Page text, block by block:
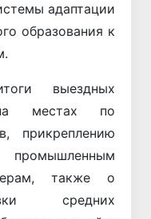
адаптации
образования к
выездных
местах по
прикреплению
также о
средних